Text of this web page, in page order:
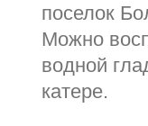
поселок
Можно
водной
катере.